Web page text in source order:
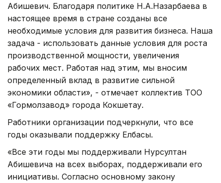
Абишевич. Благодаря политике Н.А.Назарбаева в
настоящее время в стране созданы все
необходимые условия для развития бизнеса. Наша
задача - использовать данные условия для роста
производственной мощности, увеличения
рабочих мест. Работая над этим, мы вносим
определенный вклад в развитие сильной
экономики области», - отмечает коллектив ТОО
«Гормолзавод» города Кокшетау.
Работники организации подчеркнули, что все
годы оказывали поддержку Елбасы.
«Все эти годы мы поддерживали Нурсултан
Абишевича на всех выборах, поддерживали его
инициативы. Согласно основному закону